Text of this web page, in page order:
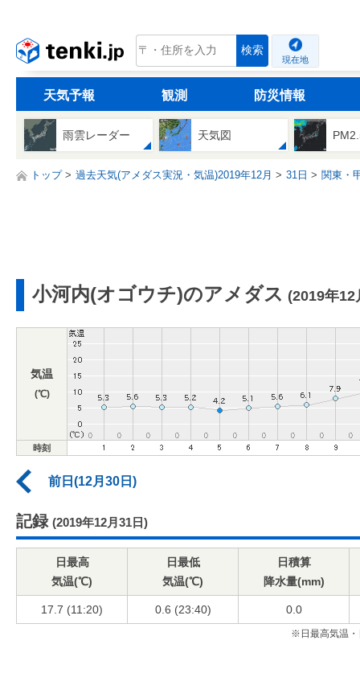
tenki.jp 検索
現在地
天気予報 観測 防災情報
雨雲レーダー 天気図
トップ 過去天気(アメダス実況・気温)2019年12月 31日 関東・
小河内(オゴウチ)のアメダス (2019年12
気温
(℃)
時刻
前日(12月30日)
記録 (2019年12月31日)
日最高
気温(℃)
日最低
気温(℃)
日積算
降水量(mm)
17.7 (11:20) 0.6 (23:40) 0.0
※日最高気温・